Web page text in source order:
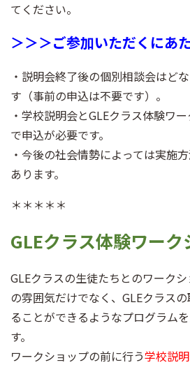
てください。
＞＞＞ご参加いただくにあ
・説明会終了後の個別相談会はど
す（事前の申込は不要です）。
・学校説明会とGLEクラス体験ワ
で申込が必要です。
・今後の社会情勢によっては実施
あります。
＊＊＊＊＊
GLEクラス体験ワーク
GLEクラスの生徒たちとのワーク
の雰囲気だけでなく、GLEクラス
ることができるようなプログラム
す。
ワークショップの前に行う学校説